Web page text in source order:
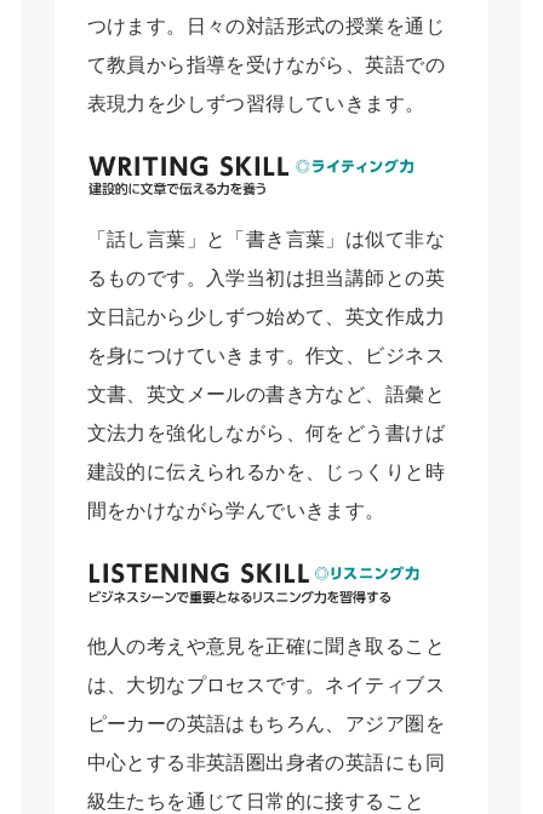
つけます。日々の対話形式の授業を通じ
て教員から指導を受けながら、英語での
表現力を少しずつ習得していきます。
「話し言葉」と「書き言葉」は似て非な
るものです。入学当初は担当講師との英
文日記から少しずつ始めて、英文作成力
を身につけていきます。作文、ビジネス
文書、英文メールの書き方など、語彙と
文法力を強化しながら、何をどう書けば
建設的に伝えられるかを、じっくりと時
間をかけながら学んでいきます。
他人の考えや意見を正確に聞き取ること
は、大切なプロセスです。ネイティブス
ピーカーの英語はもちろん、アジア圏を
中心とする非英語圏出身者の英語にも同
級生たちを通じて日常的に接すること